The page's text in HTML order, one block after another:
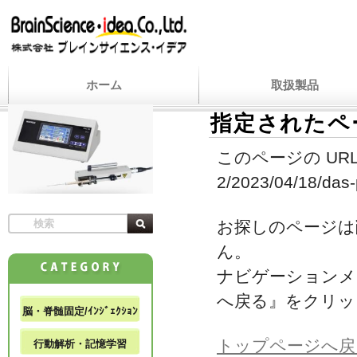
ホーム 取扱製品
指定された
このページの
2/2023/04/18/
お探しのページ
ん。
ナビゲーション
へ戻る』をクリ
トップページへ
脳・脊髄固定/ｲﾝｼﾞｪｸｼｮﾝ
行動解析・記憶学習